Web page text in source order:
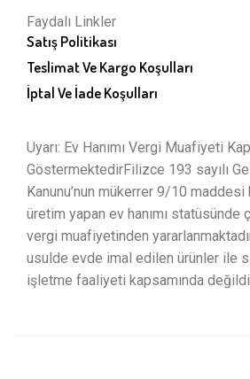
Faydalı Linkler
Satış Politikası
Teslimat Ve Kargo Koşulları
İptal Ve İade Koşulları
Uyarı: Ev Hanımı Vergi Muafiyeti
GöstermektedirFilizce 193 sayılı
Kanunu’nun mükerrer 9/10 maddesi
üretim yapan ev hanımı statüsünde
vergi muafiyetinden
usulde evde imal edilen ürünler ile
işletme faaliyeti kapsamında